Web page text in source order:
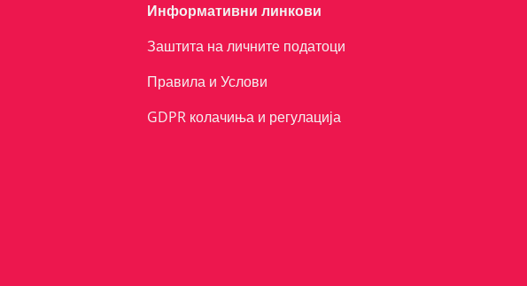
Информативни линкови
Заштита на личните податоци
Правила и Услови
GDPR колачиња и регулација